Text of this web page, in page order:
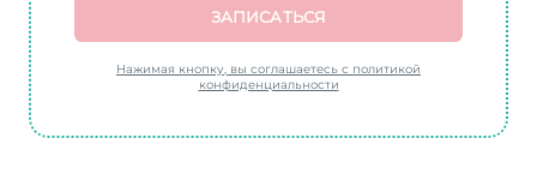
ЗАПИСАТЬСЯ
Нажимая кнопку, вы соглашаетесь с политикой
конфиденциальности